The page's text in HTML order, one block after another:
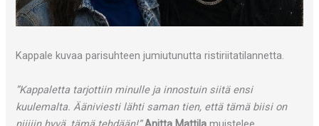
Kappale kuvaa parisuhteen jumiutunutta ristiriitatilannetta.
”Kappaletta tarjottiin minulle ja innostuin siitä ensi
kuulemalta. Ääniviesti lähti saman tien, että tämä biisi on